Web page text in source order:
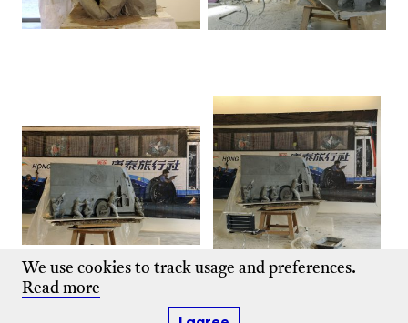
We use cookies to track usage and preferences.
Read more